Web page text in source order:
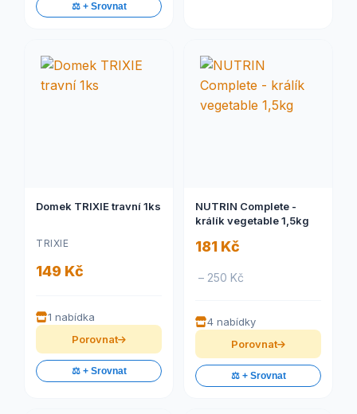
⚖️ + Srovnat
Domek TRIXIE travní 1ks
TRIXIE
149 Kč
1 nabídka
Porovnat
⚖️ + Srovnat
NUTRIN Complete -
králík vegetable 1,5kg
181 Kč
– 250 Kč
4 nabídky
Porovnat
⚖️ + Srovnat